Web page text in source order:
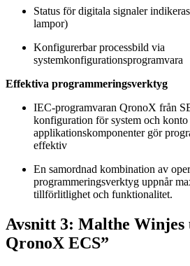
Status för digitala signaler
lampor)
Konfigurerbar processbild via
systemkonfigurationsprogramvara
Effektiva programmeringsverktyg
IEC-programvaran QronoX från
konfiguration för system och konto
applikationskomponenter gör
effektiv
En samordnad kombination av
programmeringsverktyg uppnår
tillförlitlighet och funktionalitet.
Avsnitt 3: Malthe Winjes
QronoX ECS”